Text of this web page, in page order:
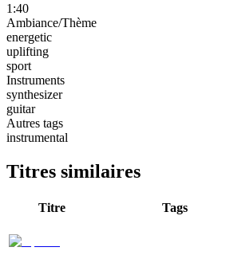
1:40
Ambiance/Thème
energetic
uplifting
sport
Instruments
synthesizer
guitar
Autres tags
instrumental
Titres similaires
Titre Tags